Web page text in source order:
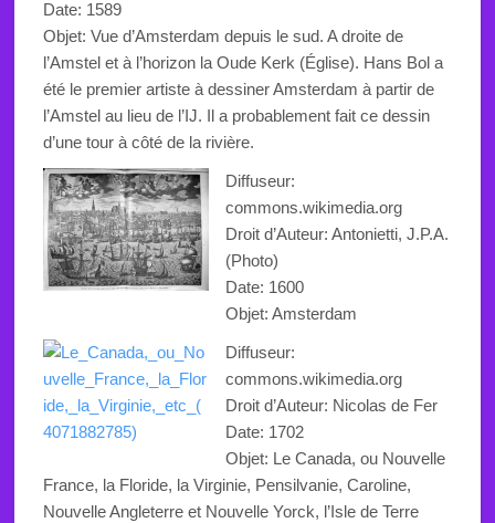
Date: 1589
Objet: Vue d’Amsterdam depuis le sud. A droite de
l’Amstel et à l’horizon la Oude Kerk (Église). Hans Bol a
été le premier artiste à dessiner Amsterdam à partir de
l’Amstel au lieu de l’IJ. Il a probablement fait ce dessin
d’une tour à côté de la rivière.
Diffuseur:
commons.wikimedia.org
Droit d’Auteur: Antonietti, J.P.A.
(Photo)
Date: 1600
Objet: Amsterdam
Diffuseur:
commons.wikimedia.org
Droit d’Auteur: Nicolas de Fer
Date: 1702
Objet: Le Canada, ou Nouvelle
France, la Floride, la Virginie, Pensilvanie, Caroline,
Nouvelle Angleterre et Nouvelle Yorck, l’Isle de Terre